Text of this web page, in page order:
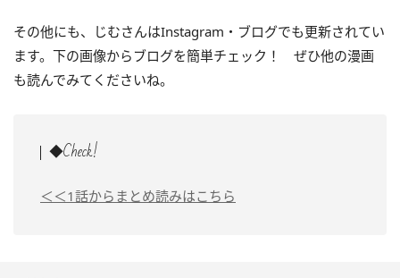
その他にも、じむさんはInstagram・ブログでも更新されてい
ます。下の画像からブログを簡単チェック！ ぜひ他の漫画
も読んでみてくださいね。
◆Check!
＜＜1話からまとめ読みはこちら